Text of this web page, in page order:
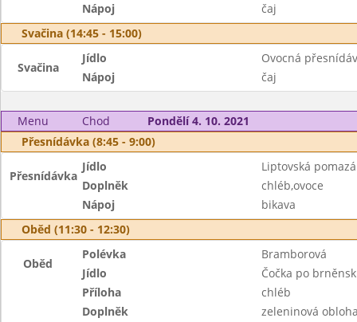
Nápoj
čaj
Svačina (14:45 - 15:00)
Svačina
Jídlo
Ovocná
Nápoj
čaj
Menu Chod
Pondělí 4. 10. 2021
Přesnídávka (8:45 - 9:00)
Přesnídávka
Jídlo
Liptovská
Doplněk
chléb,ovoce
Nápoj
bikava
Oběd (11:30 - 12:30)
Oběd
Polévka
Bramborová
Jídlo
Čočka po
Příloha
chléb
Doplněk
zeleninová